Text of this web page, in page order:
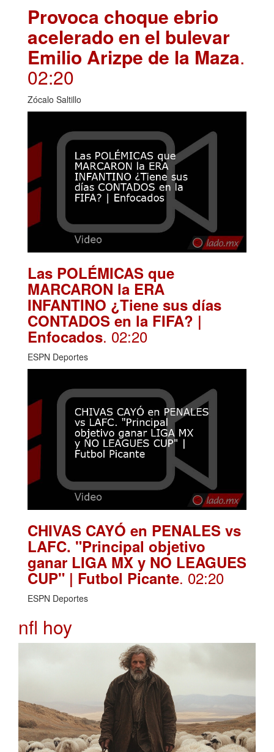
Provoca choque ebrio
acelerado en el bulevar
Emilio Arizpe de la Maza.
02:20
Zócalo Saltillo
Las POLÉMICAS que
MARCARON la ERA
INFANTINO ¿Tiene sus días
CONTADOS en la FIFA? |
Enfocados. 02:20
ESPN Deportes
CHIVAS CAYÓ en PENALES vs
LAFC. "Principal objetivo
ganar LIGA MX y NO LEAGUES
CUP" | Futbol Picante. 02:20
ESPN Deportes
nfl hoy